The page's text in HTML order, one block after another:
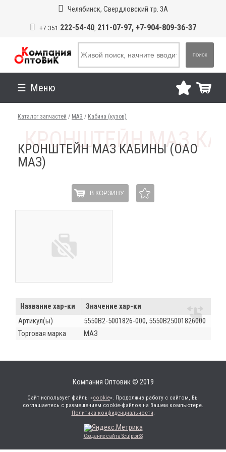
Челябинск, Свердловский тр. 3А
+7 351 222-54-40, 211-07-97, +7-904-809-36-37
ПОИСК
Меню
Каталог запчастей / МАЗ / Кабина (кузов)
КРОНШТЕЙН МАЗ КАБИНЫ (ОАО
МАЗ)
В КОРЗИНУ
Название хар-ки
Значение хар-ки
Артикул(ы)
5550В2-5001826-000, 5550В25001826000
Торговая марка
МАЗ
Компания Оптовик © 2019
Сайт использует файлы «cookie». Продолжив работу с сайтом, Вы
соглашаетесь с размещением cookie-файлов на Вашем компьютере.
Политика конфиденциальности.
Создание сайта SculptorSS